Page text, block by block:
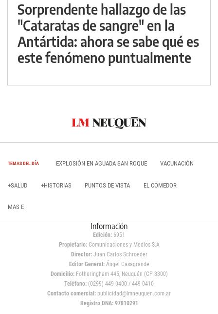
Sorprendente hallazgo de las
"Cataratas de sangre" en la
Antártida: ahora se sabe qué es
este fenómeno puntualmente
TEMAS DEL DÍA EXPLOSIÓN EN AGUADA SAN ROQUE VACUNACIÓN
+SALUD +HISTORIAS PUNTOS DE VISTA EL COMEDOR
MAS E
Información
Edición: 6951
Propietario:Comunicaciones y Medios S.A
Director: Juan Carlos Schroeder
Editor General:Ángel Casagrande
Domicilio:Fotheringham 445, Neuquén (CP 8300)
Teléfono: (0299) 449 0400 / 449 0410
Contacto comercial: publicidad@lmneuquen.com.ar
Registro DNA: 97810291